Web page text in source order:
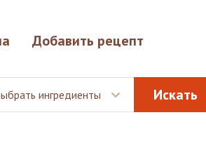
Добавить рецепт
ингредиенты